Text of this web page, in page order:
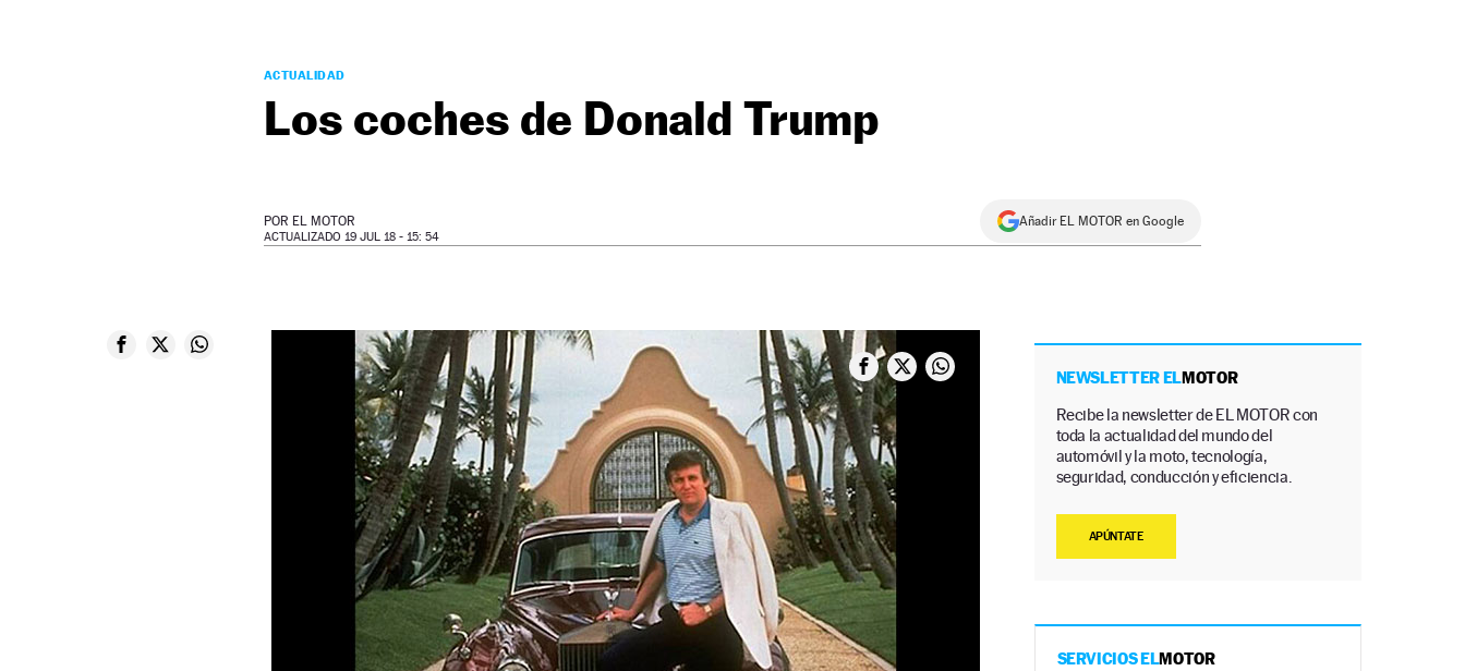
ACTUALIDAD
Los coches de Donald Trump
POR EL MOTOR
ACTUALIZADO 19 JUL 18 - 15: 54
Añadir EL MOTOR en Google
NEWSLETTER ELMOTOR
Recibe la newsletter de EL MOTOR con
toda la actualidad del mundo del
automóvil y la moto, tecnología,
seguridad, conducción y eficiencia.
APÚNTATE
SERVICIOS ELMOTOR